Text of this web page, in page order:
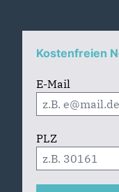
Kostenfreien
E-Mail
PLZ